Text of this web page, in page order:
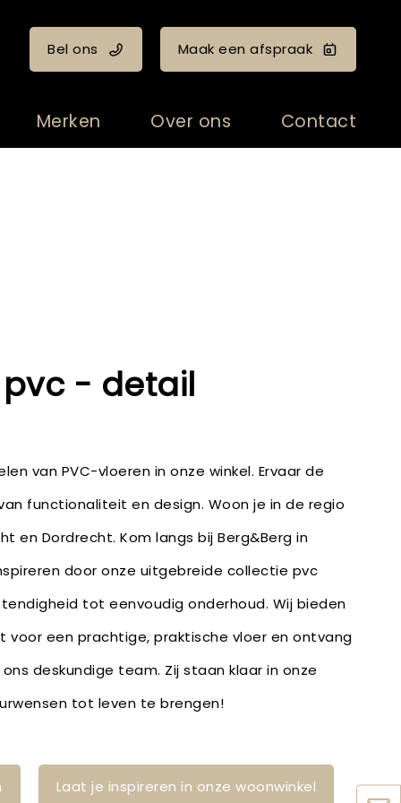
Bel ons Maak een afspraak
Merken Over ons Contact
- detail
van PVC-vloeren in onze winkel. Ervaar de
functionaliteit en design. Woon je in de regio
en Dordrecht. Kom langs bij Berg&Berg in
door onze uitgebreide collectie pvc
tot eenvoudig onderhoud. Wij bieden
voor een prachtige, praktische vloer en ontvang
deskundige team. Zij staan klaar in onze
tot leven te brengen!
Laat je inspireren in onze woonwinkel